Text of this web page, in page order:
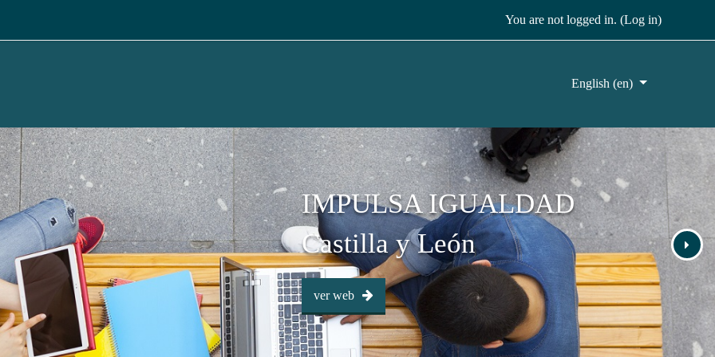
You are not logged in. (Log in)
English ‎(en)‎
IMPULSA IGUALDAD
Castilla y León
ver web